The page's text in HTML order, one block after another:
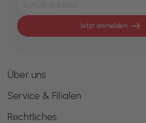
Jetzt anmelden
Über uns
Service & Filialen
Rechtliches